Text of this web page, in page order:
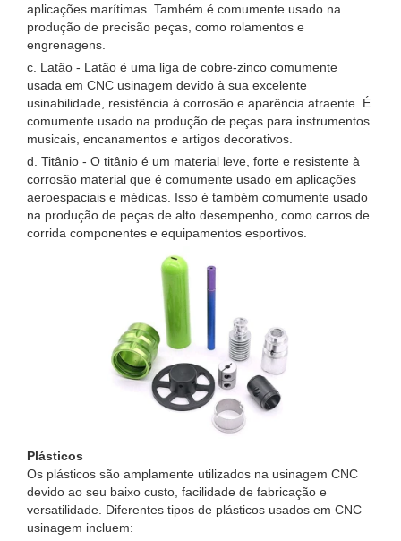
aplicações marítimas. Também é comumente usado na
produção de precisão peças, como rolamentos e
engrenagens.
c. Latão - Latão é uma liga de cobre-zinco comumente
usada em CNC usinagem devido à sua excelente
usinabilidade, resistência à corrosão e aparência atraente. É
comumente usado na produção de peças para instrumentos
musicais, encanamentos e artigos decorativos.
d. Titânio - O titânio é um material leve, forte e resistente à
corrosão material que é comumente usado em aplicações
aeroespaciais e médicas. Isso é também comumente usado
na produção de peças de alto desempenho, como carros de
corrida componentes e equipamentos esportivos.
Plásticos
Os plásticos são amplamente utilizados na usinagem CNC
devido ao seu baixo custo, facilidade de fabricação e
versatilidade. Diferentes tipos de plásticos usados ​​em CNC
usinagem incluem: